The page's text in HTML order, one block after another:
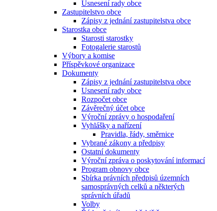
Usnesení rady obce
Zastupitelstvo obce
Zápisy z jednání zastupitelstva obce
Starostka obce
Starosti starostky
Fotogalerie starostů
Výbory a komise
Příspěvkové organizace
Dokumenty
Zápisy z jednání zastupitelstva obce
Usnesení rady obce
Rozpočet obce
Závěrečný účet obce
Výroční zprávy o hospodaření
Vyhlášky a nařízení
Pravidla, řády, směrnice
Vybrané zákony a předpisy
Ostatní dokumenty
Výroční zpráva o poskytování informací
Program obnovy obce
Sbírka právních předpisů územních
samosprávných celků a některých
správních úřadů
Volby